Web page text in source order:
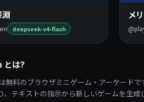
deepseek-v4-flash
メ
とは?
無料のブラウザミニゲーム・アーケード
、テキストの指示から新しいゲームを生